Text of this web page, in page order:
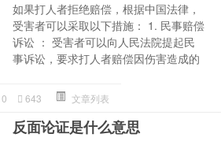
如果打人者拒绝赔偿，根据中国法律，
受害者可以采取以下措施： 1. 民事赔偿
诉讼 ： 受害者可以向人民法院提起民
事诉讼，要求打人者赔偿因伤害造成的
0 643 文章列表
反面论证是什么意思